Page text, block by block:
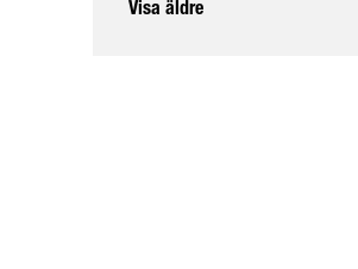
Visa äldre